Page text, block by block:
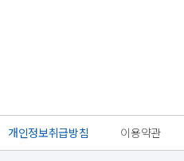
개인정보취급방침 이용약관